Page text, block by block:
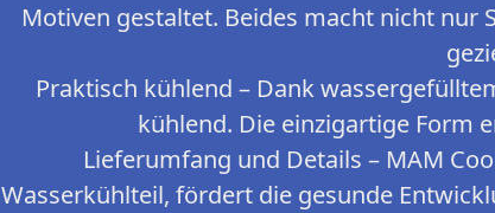
Motiven gestaltet. Beides macht nicht nur
Praktisch kühlend – Dank
kühlend. Die einzigartige Form
Lieferumfang und Details – MAM
Wasserkühlteil, fördert die gesunde